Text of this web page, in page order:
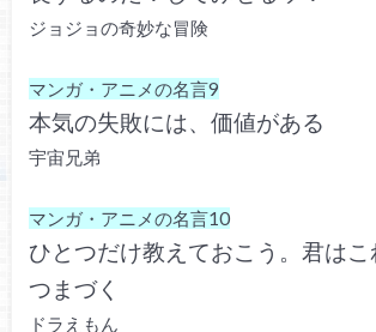
ジョジョの奇妙な冒険
マンガ・アニメの名言9
本気の失敗には、価値がある
宇宙兄弟
マンガ・アニメの名言10
ひとつだけ教えておこう。君はこ
つまづく
ドラえもん